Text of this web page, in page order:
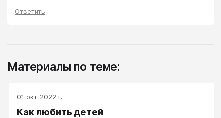
Ответить
Материалы по теме:
01 окт. 2022 г.
Как любить детей